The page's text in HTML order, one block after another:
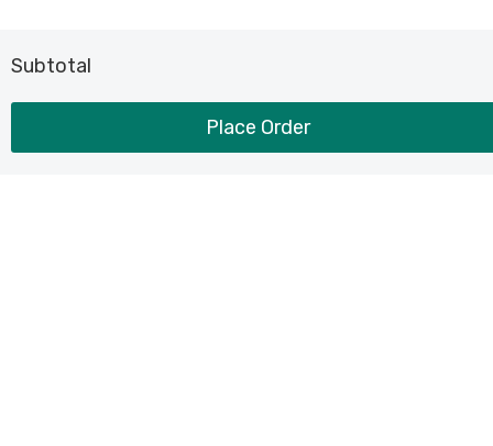
Subtotal
Place Order